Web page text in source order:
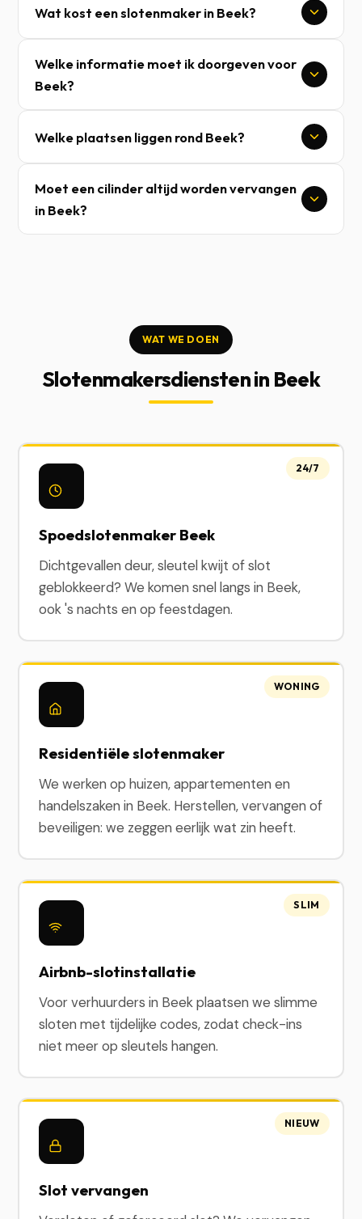
Wat kost een slotenmaker in Beek?
Welke informatie moet ik doorgeven voor
Beek?
Welke plaatsen liggen rond Beek?
Moet een cilinder altijd worden vervangen
in Beek?
WAT WE DOEN
Slotenmakersdiensten in Beek
Spoedslotenmaker Beek
Dichtgevallen deur, sleutel kwijt of slot
geblokkeerd? We komen snel langs in Beek,
ook 's nachts en op feestdagen.
24/7
Residentiële slotenmaker
We werken op huizen, appartementen en
handelszaken in Beek. Herstellen, vervangen of
beveiligen: we zeggen eerlijk wat zin heeft.
WONING
Airbnb-slotinstallatie
Voor verhuurders in Beek plaatsen we slimme
sloten met tijdelijke codes, zodat check-ins
niet meer op sleutels hangen.
SLIM
Slot vervangen
NIEUW